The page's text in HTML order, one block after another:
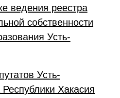
ведения реестра
собственности
Усть-
Усть-
Хакасия